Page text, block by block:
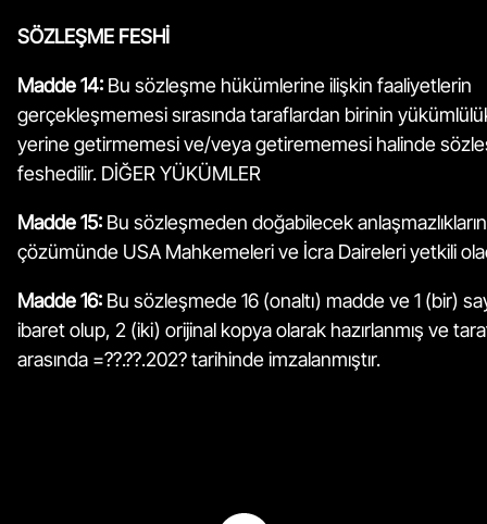
SÖZLEŞME FESHİ
Madde 14: Bu sözleşme hükümlerine ilişkin faaliyetlerin
gerçekleşmemesi sırasında taraflardan birinin
yerine getirmemesi ve/veya getirememesi halinde
feshedilir. DİĞER YÜKÜMLER
Madde 15: Bu sözleşmeden doğabilecek
çözümünde USA Mahkemeleri ve İcra Daireleri yetkili
Madde 16: Bu sözleşmede 16 (onaltı) madde ve 1 (bir)
ibaret olup, 2 (iki) orijinal kopya olarak hazırlanmış ve
arasında =??.??.202? tarihinde imzalanmıştır.